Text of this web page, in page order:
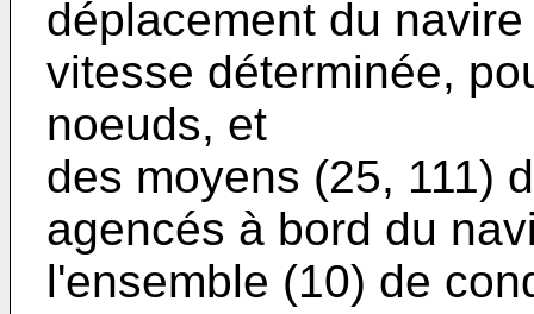
déplacement du
vitesse déterminée,
noeuds, et
des moyens (25, 111)
agencés à bord du
l'ensemble (10) de